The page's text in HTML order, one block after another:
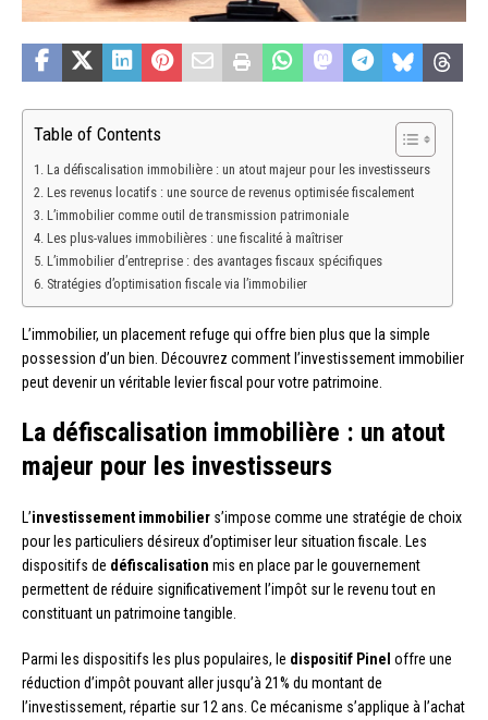
Table of Contents
La défiscalisation immobilière : un atout majeur pour les investisseurs
Les revenus locatifs : une source de revenus optimisée fiscalement
L’immobilier comme outil de transmission patrimoniale
Les plus-values immobilières : une fiscalité à maîtriser
L’immobilier d’entreprise : des avantages fiscaux spécifiques
Stratégies d’optimisation fiscale via l’immobilier
L’immobilier, un placement refuge qui offre bien plus que la simple
possession d’un bien. Découvrez comment l’investissement immobilier
peut devenir un véritable levier fiscal pour votre patrimoine.
La défiscalisation immobilière : un atout
majeur pour les investisseurs
L’investissement immobilier s’impose comme une stratégie de choix
pour les particuliers désireux d’optimiser leur situation fiscale. Les
dispositifs de défiscalisation mis en place par le gouvernement
permettent de réduire significativement l’impôt sur le revenu tout en
constituant un patrimoine tangible.
Parmi les dispositifs les plus populaires, le dispositif Pinel offre une
réduction d’impôt pouvant aller jusqu’à 21% du montant de
l’investissement, répartie sur 12 ans. Ce mécanisme s’applique à l’achat